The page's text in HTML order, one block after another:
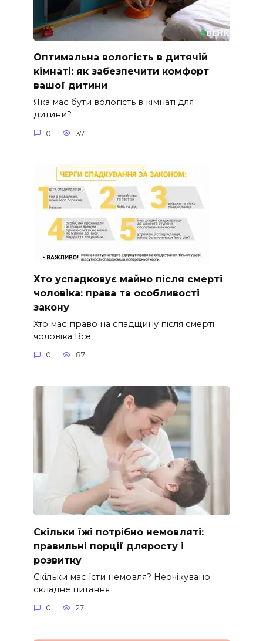
Оптимальна вологість в дитячій
кімнаті: як забезпечити комфорт
вашої дитини
Яка має бути вологість в кімнаті для
дитини?
0 37
Хто успадковує майно після смерті
чоловіка: права та особливості
закону
Хто має право на спадщину після смерті
чоловіка Все
0 87
Скільки їжі потрібно немовляті:
правильні порції дляросту і
розвитку
Скільки має їсти немовля? Неочікувано
складне питання
0 27